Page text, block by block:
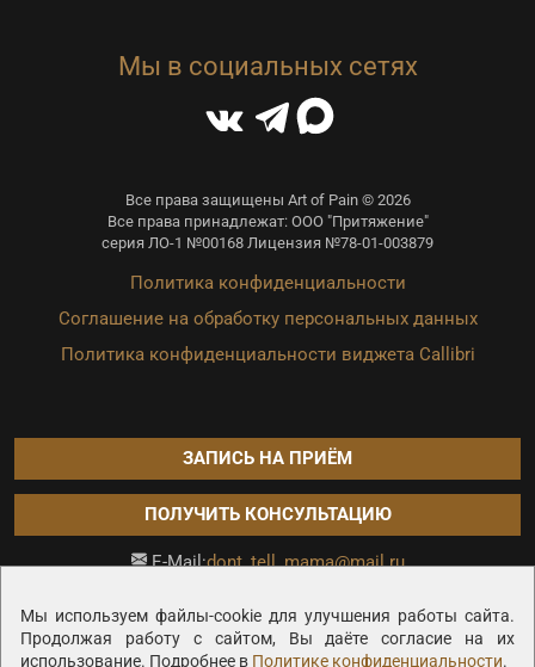
Мы используем файлы-cookie для улучшения работы сайта.
Продолжая работу с сайтом, Вы даёте согласие на их
использование. Подробнее в Политике конфиденциальности.
Мы в социальных сетях
Все права защищены Art of Pain © 2026
Все права принадлежат: ООО "Притяжение"
серия ЛО-1 №00168 Лицензия №78-01-003879
Политика конфиденциальности
Соглашение на обработку персональных данных
Политика конфиденциальности виджета Callibri
ЗАПИСЬ НА ПРИЁМ
ПОЛУЧИТЬ КОНСУЛЬТАЦИЮ
E-Mail:dont_tell_mama@mail.ru